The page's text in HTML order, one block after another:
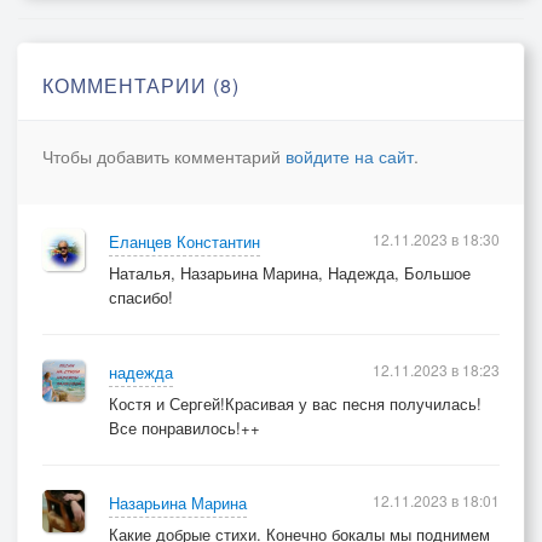
И скажем все слова, что не сказали,
Ведь рядом с нами дружба и любовь
Пусть каждый будет и красив и юн,
И в каждом сердце счастье отзовётся.
И скажем все слова, что не сказали,
Ведь рядом с нами дружба и любовь
Кружатся вальсом в этом светлом зале!
КОММЕНТАРИИ (8)
Чтобы добавить комментарий войдите на сайт.
Еланцев Константин
Наталья, Назарьина Марина, Надежда, Большое
спасибо!
12.11.2023 в 18:30
надежда
Костя и Сергей!Красивая у вас песня получилась!
Все понравилось!++
12.11.2023 в 18:23
Назарьина Марина
Какие добрые стихи. Конечно бокалы мы поднимем
12.11.2023 в 18:01